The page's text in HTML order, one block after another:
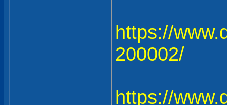
https://
200002/
https://